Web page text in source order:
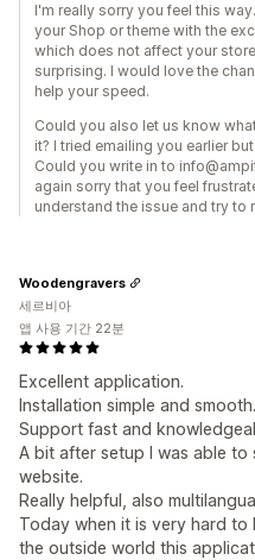
I'm really sorry you feel this
your Shop or theme with the
which does not affect your
surprising. I would love the
help your speed.
Could you also let us know
it? I tried emailing you earlier
Could you write in to
again sorry that you feel
understand the issue and try to
Excellent application.
Installation simple and smooth.
Support fast and
A bit after setup I was able to
website.
Really helpful, also
Today when it is very hard to
the outside world this
Woodengravers
세르비아
앱 사용 기간 22분